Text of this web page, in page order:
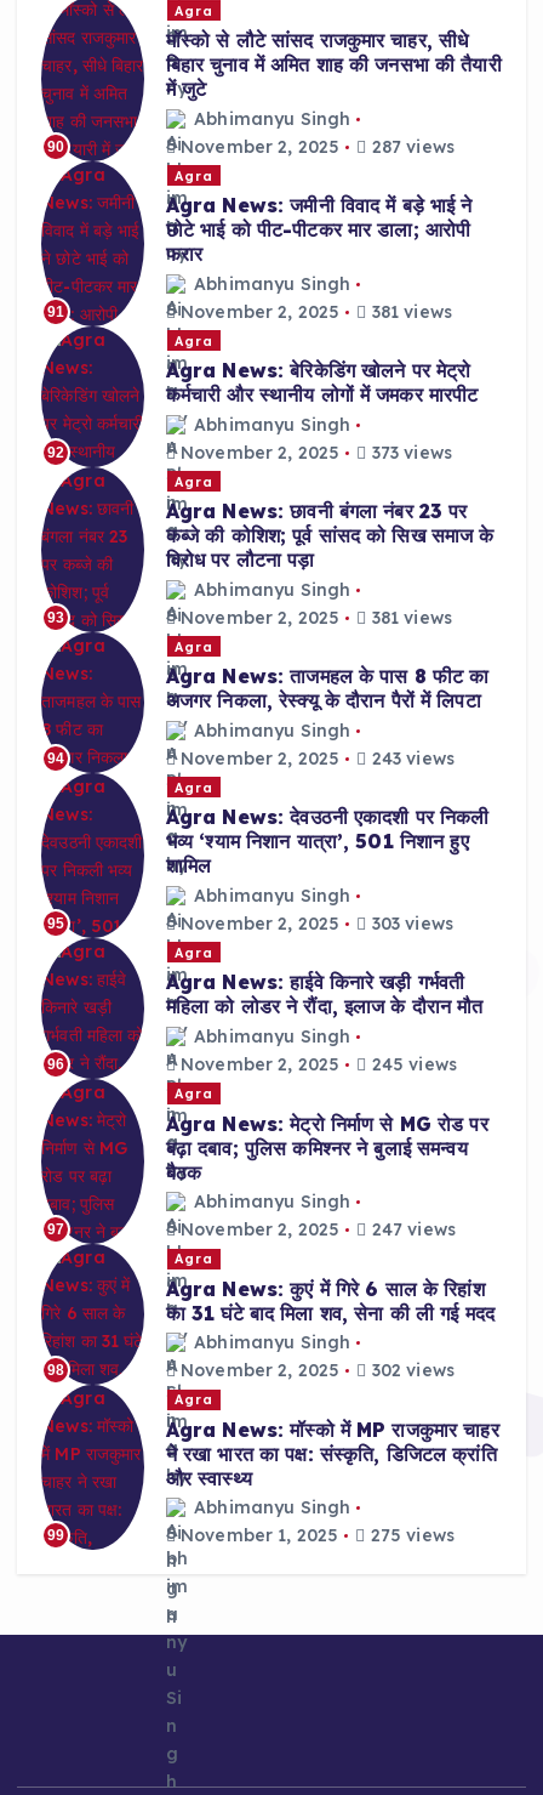
90
Agra
मॉस्को से लौटे सांसद राजकुमार चाहर, सीधे
बिहार चुनाव में अमित शाह की जनसभा की तैयारी
में जुटे
Abhimanyu Singh
November 2, 2025
287 views
91
Agra
Agra News: जमीनी विवाद में बड़े भाई ने
छोटे भाई को पीट-पीटकर मार डाला; आरोपी
फरार
Abhimanyu Singh
November 2, 2025
381 views
92
Agra
Agra News: बेरिकेडिंग खोलने पर मेट्रो
कर्मचारी और स्थानीय लोगों में जमकर मारपीट
Abhimanyu Singh
November 2, 2025
373 views
93
Agra
Agra News: छावनी बंगला नंबर 23 पर
कब्जे की कोशिश; पूर्व सांसद को सिख समाज के
विरोध पर लौटना पड़ा
Abhimanyu Singh
November 2, 2025
381 views
94
Agra
Agra News: ताजमहल के पास 8 फीट का
अजगर निकला, रेस्क्यू के दौरान पैरों में लिपटा
Abhimanyu Singh
November 2, 2025
243 views
95
Agra
Agra News: देवउठनी एकादशी पर निकली
भव्य ‘श्याम निशान यात्रा’, 501 निशान हुए
शामिल
Abhimanyu Singh
November 2, 2025
303 views
96
Agra
Agra News: हाईवे किनारे खड़ी गर्भवती
महिला को लोडर ने रौंदा, इलाज के दौरान मौत
Abhimanyu Singh
November 2, 2025
245 views
97
Agra
Agra News: मेट्रो निर्माण से MG रोड पर
बढ़ा दबाव; पुलिस कमिश्नर ने बुलाई समन्वय
बैठक
Abhimanyu Singh
November 2, 2025
247 views
98
Agra
Agra News: कुएं में गिरे 6 साल के रिहांश
का 31 घंटे बाद मिला शव, सेना की ली गई मदद
Abhimanyu Singh
November 2, 2025
302 views
99
Agra
Agra News: मॉस्को में MP राजकुमार चाहर
ने रखा भारत का पक्ष: संस्कृति, डिजिटल क्रांति
और स्वास्थ्य
Abhimanyu Singh
November 1, 2025
275 views